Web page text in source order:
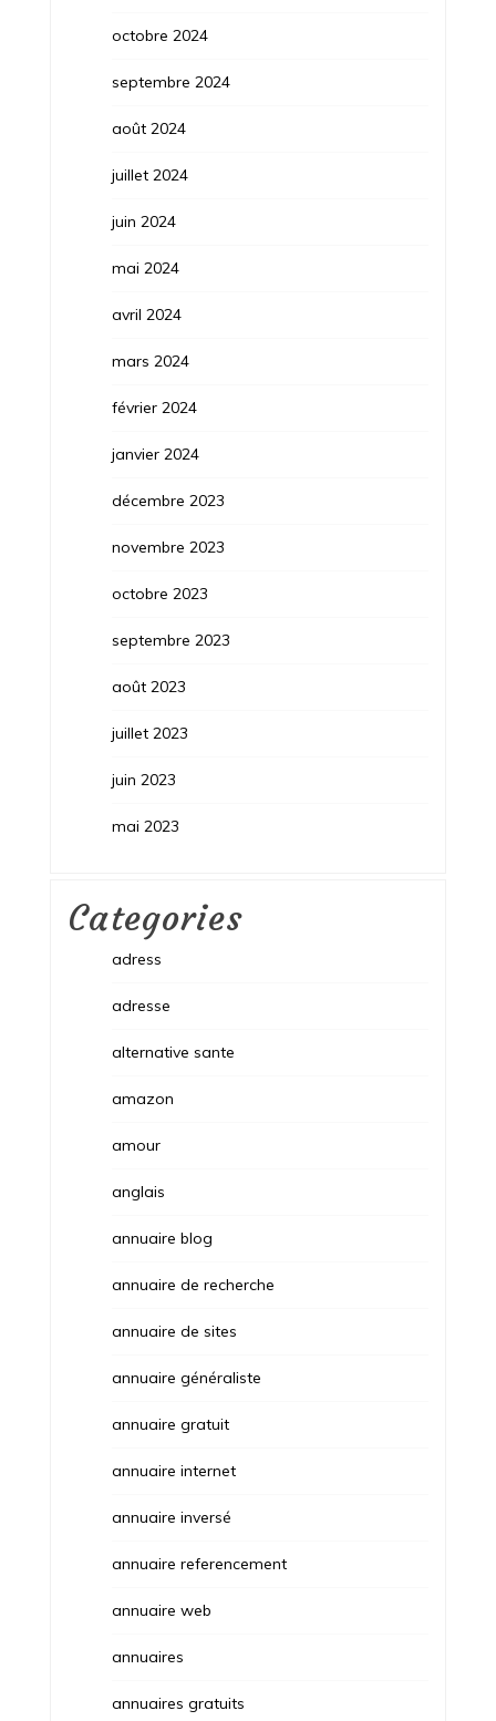
octobre 2024
septembre 2024
août 2024
juillet 2024
juin 2024
mai 2024
avril 2024
mars 2024
février 2024
janvier 2024
décembre 2023
novembre 2023
octobre 2023
septembre 2023
août 2023
juillet 2023
juin 2023
mai 2023
Categories
adress
adresse
alternative sante
amazon
amour
anglais
annuaire blog
annuaire de recherche
annuaire de sites
annuaire généraliste
annuaire gratuit
annuaire internet
annuaire inversé
annuaire referencement
annuaire web
annuaires
annuaires gratuits